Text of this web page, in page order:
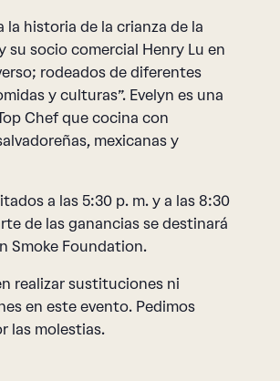
la historia de la crianza de la
su socio comercial Henry Lu en
rodeados de diferentes
y culturas”. Evelyn es una
Chef que cocina con
mexicanas y
a las 5:30 p. m. y a las 8:30
de las ganancias se destinará
Smoke Foundation.
realizar sustituciones ni
en este evento. Pedimos
las molestias.